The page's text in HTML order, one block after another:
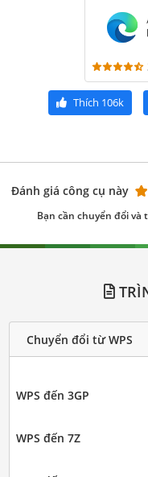
Thích 106k
Đánh giá công cụ này
Bạn cần chuyển đổi
Chuyển đổi từ WPS
WPS đến 3GP
WPS đến 7Z